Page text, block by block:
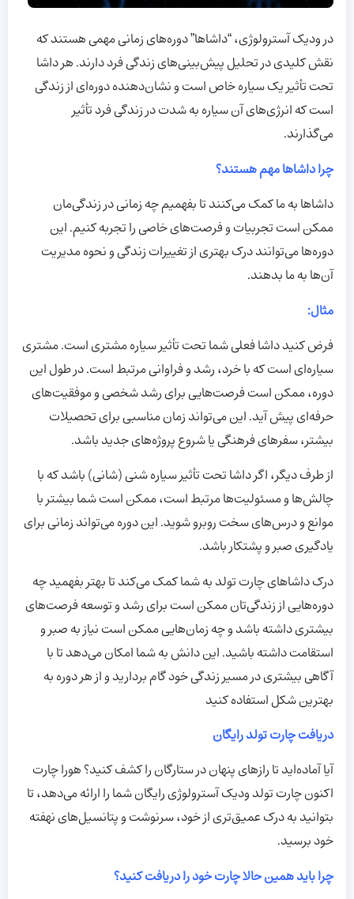
در ودیک آسترولوژی، “داشاها” دوره‌های زمانی مهمی هستند که
نقش کلیدی در تحلیل پیش‌بینی‌های زندگی فرد دارند. هر داشا
تحت تأثیر یک سیاره خاص است و نشان‌دهنده دوره‌ای از زندگی
است که انرژی‌های آن سیاره به شدت در زندگی فرد تأثیر
می‌گذارند.
چرا داشاها مهم هستند؟
داشاها به ما کمک می‌کنند تا بفهمیم چه زمانی در زندگی‌مان
ممکن است تجربیات و فرصت‌های خاصی را تجربه کنیم. این
دوره‌ها می‌توانند درک بهتری از تغییرات زندگی و نحوه مدیریت
آن‌ها به ما بدهند.
مثال:
فرض کنید داشا فعلی شما تحت تأثیر سیاره مشتری است. مشتری
سیاره‌ای است که با خرد، رشد و فراوانی مرتبط است. در طول این
دوره، ممکن است فرصت‌هایی برای رشد شخصی و موفقیت‌های
حرفه‌ای پیش آید. این می‌تواند زمان مناسبی برای تحصیلات
بیشتر، سفرهای فرهنگی یا شروع پروژه‌های جدید باشد.
از طرف دیگر، اگر داشا تحت تأثیر سیاره شنی (شانی) باشد که با
چالش‌ها و مسئولیت‌ها مرتبط است، ممکن است شما بیشتر با
موانع و درس‌های سخت روبرو شوید. این دوره می‌تواند زمانی برای
یادگیری صبر و پشتکار باشد.
درک داشاهای چارت تولد به شما کمک می‌کند تا بهتر بفهمید چه
دوره‌هایی از زندگی‌تان ممکن است برای رشد و توسعه فرصت‌های
بیشتری داشته باشد و چه زمان‌هایی ممکن است نیاز به صبر و
استقامت داشته باشید. این دانش به شما امکان می‌دهد تا با
آگاهی بیشتری در مسیر زندگی خود گام بردارید و از هر دوره به
بهترین شکل استفاده کنید
دریافت چارت تولد رایگان
آیا آماده‌اید تا رازهای پنهان در ستارگان را کشف کنید؟ هورا چارت
اکنون چارت تولد ودیک آسترولوژی رایگان شما را ارائه می‌دهد، تا
بتوانید به درک عمیق‌تری از خود، سرنوشت و پتانسیل‌های نهفته
خود برسید.
چرا باید همین حالا چارت خود را دریافت کنید؟